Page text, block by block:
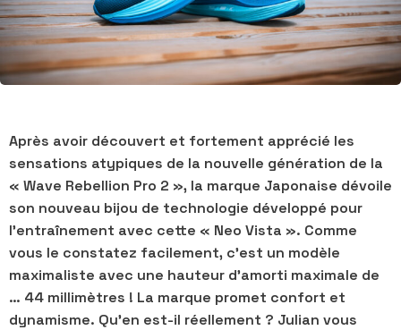
Après avoir découvert et fortement apprécié les
sensations atypiques de la nouvelle génération de la
« Wave Rebellion Pro 2 », la marque Japonaise dévoile
son nouveau bijou de technologie développé pour
l’entraînement avec cette « Neo Vista ». Comme
vous le constatez facilement, c’est un modèle
maximaliste avec une hauteur d’amorti maximale de
… 44 millimètres ! La marque promet confort et
dynamisme. Qu’en est-il réellement ? Julian vous